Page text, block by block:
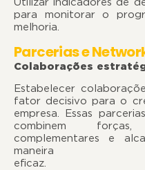
para monitorar o
melhoria.
Parcerias e
Colaborações
Estabelecer
fator decisivo para o
empresa. Essas
combinem
complementares e